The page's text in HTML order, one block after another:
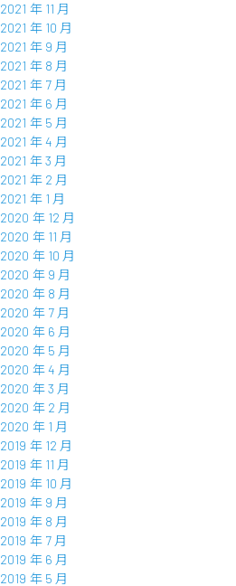
2021 年 11 月
2021 年 10 月
2021 年 9 月
2021 年 8 月
2021 年 7 月
2021 年 6 月
2021 年 5 月
2021 年 4 月
2021 年 3 月
2021 年 2 月
2021 年 1 月
2020 年 12 月
2020 年 11 月
2020 年 10 月
2020 年 9 月
2020 年 8 月
2020 年 7 月
2020 年 6 月
2020 年 5 月
2020 年 4 月
2020 年 3 月
2020 年 2 月
2020 年 1 月
2019 年 12 月
2019 年 11 月
2019 年 10 月
2019 年 9 月
2019 年 8 月
2019 年 7 月
2019 年 6 月
2019 年 5 月